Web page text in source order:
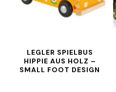
LEGLER SPIELBUS
HIPPIE AUS HOLZ –
SMALL FOOT DESIGN